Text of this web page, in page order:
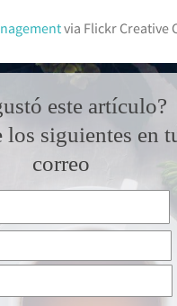
via Flickr Creative
este artículo?
los siguientes en
correo